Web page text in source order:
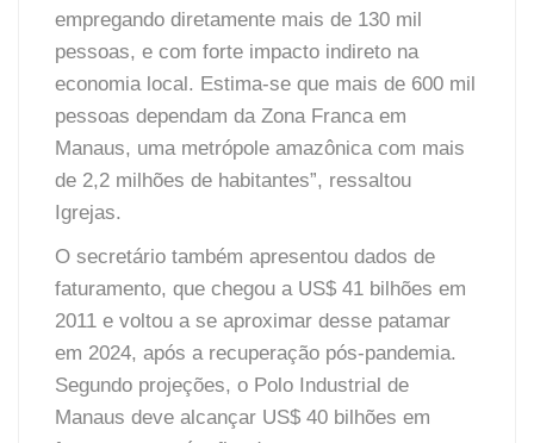
empregando diretamente mais de 130 mil
pessoas, e com forte impacto indireto na
economia local. Estima-se que mais de 600 mil
pessoas dependam da Zona Franca em
Manaus, uma metrópole amazônica com mais
de 2,2 milhões de habitantes”, ressaltou
Igrejas.
O secretário também apresentou dados de
faturamento, que chegou a US$ 41 bilhões em
2011 e voltou a se aproximar desse patamar
em 2024, após a recuperação pós-pandemia.
Segundo projeções, o Polo Industrial de
Manaus deve alcançar US$ 40 bilhões em